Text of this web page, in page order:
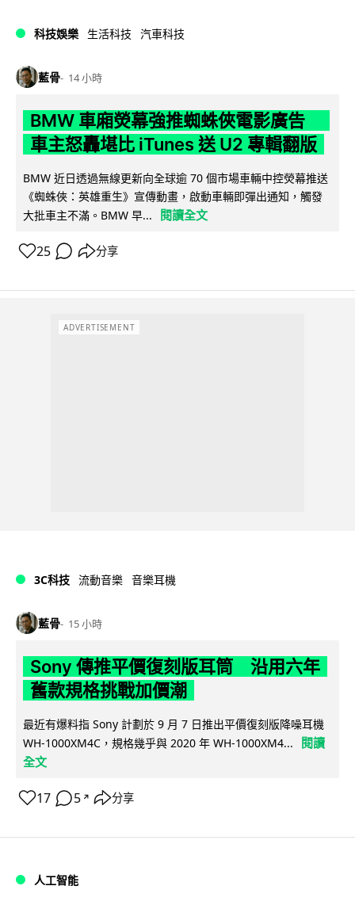
科技娛樂 生活科技 汽車科技
藍骨 14 小時
BMW 車廂熒幕強推蜘蛛俠電影廣告
車主怒轟堪比 iTunes 送 U2 專輯翻版
BMW 近日透過無線更新向全球逾 70 個市場車輛中控熒幕推送
《蜘蛛俠：英雄重生》宣傳動畫，啟動車輛即彈出通知，觸發
大批車主不滿。BMW 早...
閱讀全文
25 分享
ADVERTISEMENT
3C科技 流動音樂 音樂耳機
藍骨 15 小時
Sony 傳推平價復刻版耳筒 沿用六年
舊款規格挑戰加價潮
最近有爆料指 Sony 計劃於 9 月 7 日推出平價復刻版降噪耳機
WH-1000XM4C，規格幾乎與 2020 年 WH-1000XM4...
閱讀
全文
17 5 ↗ 分享
人工智能